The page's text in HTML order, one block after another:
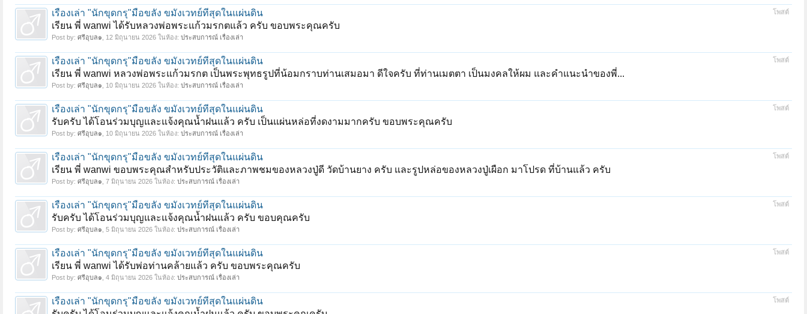
โพสต์
เรื่องเล่า "นักขุดกรุ"มือขลัง ขมังเวทย์ที่สุดในแผ่นดิน
เรียน พี่ wanwi ได้รับหลวงพ่อพระแก้วมรกตแล้ว ครับ ขอบพระคุณครับ
Post by: ศรีอุบล๑ 12 มิถุนายน 2026 ในห้อง: ประสบการณ์ เรื่องเล่า
โพสต์
เรื่องเล่า "นักขุดกรุ"มือขลัง ขมังเวทย์ที่สุดในแผ่นดิน
เรียน พี่ wanwi หลวงพ่อพระแก้วมรกต เป็นพระพุทธรูปที่น้อมกราบท่านเสมอมา ดีใจครับ ที่ท่านเมตตา เป็นมงคลให้ผม และคำแนะนำของพี่...
Post by: ศรีอุบล๑ 10 มิถุนายน 2026 ในห้อง: ประสบการณ์ เรื่องเล่า
โพสต์
เรื่องเล่า "นักขุดกรุ"มือขลัง ขมังเวทย์ที่สุดในแผ่นดิน
รับครับ ได้โอนร่วมบุญและแจ้งคุณน้ำฝนแล้ว ครับ เป็นแผ่นหล่อที่งดงามมากครับ ขอบพระคุณครับ
Post by: ศรีอุบล๑ 10 มิถุนายน 2026 ในห้อง: ประสบการณ์ เรื่องเล่า
โพสต์
เรื่องเล่า "นักขุดกรุ"มือขลัง ขมังเวทย์ที่สุดในแผ่นดิน
เรียน พี่ wanwi ขอบพระคุณสำหรับประวัติและภาพชมของหลวงปู่ดี วัดบ้านยาง ครับ และรูปหล่อของหลวงปู่เผือก มาโปรด ที่บ้านแล้ว ครับ
Post by: ศรีอุบล๑ 7 มิถุนายน 2026 ในห้อง: ประสบการณ์ เรื่องเล่า
โพสต์
เรื่องเล่า "นักขุดกรุ"มือขลัง ขมังเวทย์ที่สุดในแผ่นดิน
รับครับ ได้โอนร่วมบุญและแจ้งคุณน้ำฝนแล้ว ครับ ขอบคุณครับ
Post by: ศรีอุบล๑ 5 มิถุนายน 2026 ในห้อง: ประสบการณ์ เรื่องเล่า
โพสต์
เรื่องเล่า "นักขุดกรุ"มือขลัง ขมังเวทย์ที่สุดในแผ่นดิน
เรียน พี่ wanwi ได้รับพ่อท่านคล้ายแล้ว ครับ ขอบพระคุณครับ
Post by: ศรีอุบล๑ 4 มิถุนายน 2026 ในห้อง: ประสบการณ์ เรื่องเล่า
โพสต์
เรื่องเล่า "นักขุดกรุ"มือขลัง ขมังเวทย์ที่สุดในแผ่นดิน